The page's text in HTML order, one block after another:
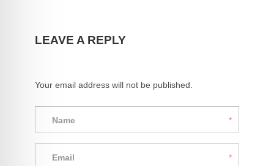
LEAVE A REPLY
Your email address will not be published.
Name *
Email *